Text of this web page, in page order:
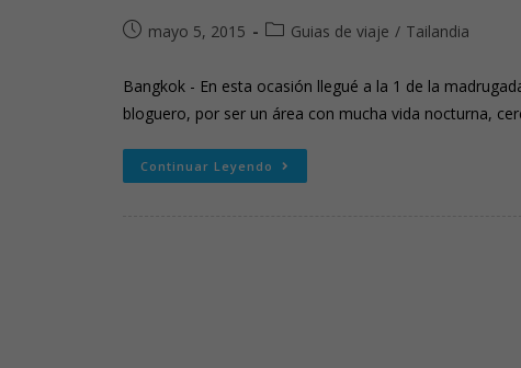
mayo 5, 2015 Guias de viaje / Tailandia
Bangkok - En esta ocasión llegué a la 1 de la
bloguero, por ser un área con mucha vida nocturna,
Continuar Leyendo